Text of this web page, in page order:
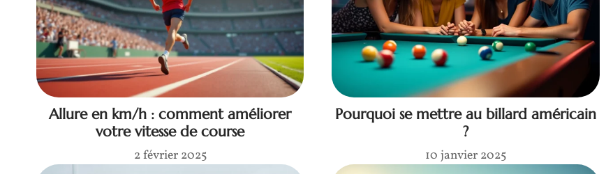
Allure en km/h : comment améliorer
votre vitesse de course
2 février 2025
Pourquoi se mettre au billard américain
?
10 janvier 2025